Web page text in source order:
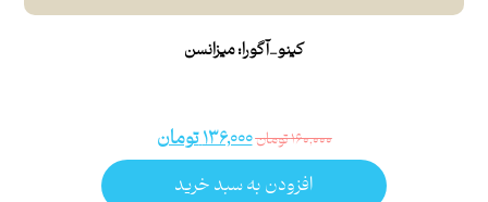
کینو_آگورا: میزانسن
۱۶۰,۰۰۰تومان۱۳۶,۰۰۰تومان
افزودن به سبد خرید